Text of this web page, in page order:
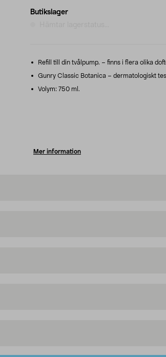
Butikslager
Refill till din tvålpump. – finns i flera olika
Gunry Classic Botanica – dermatologiskt
Volym: 750 ml.
Mer information